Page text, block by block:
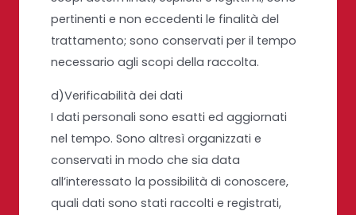
pertinenti e non eccedenti le finalità del
trattamento; sono conservati per il tempo
necessario agli scopi della raccolta.
d)Verificabilità dei dati
I dati personali sono esatti ed aggiornati
nel tempo. Sono altresì organizzati e
conservati in modo che sia data
all’interessato la possibilità di conoscere,
quali dati sono stati raccolti e registrati,